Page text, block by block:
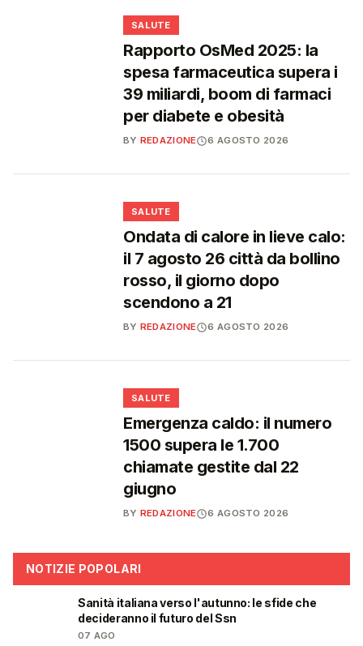
SALUTE
Rapporto OsMed 2025: la
spesa farmaceutica supera i
39 miliardi, boom di farmaci
per diabete e obesità
BY REDAZIONE 6 AGOSTO 2026
SALUTE
Ondata di calore in lieve calo:
il 7 agosto 26 città da bollino
rosso, il giorno dopo
scendono a 21
BY REDAZIONE 6 AGOSTO 2026
SALUTE
Emergenza caldo: il numero
1500 supera le 1.700
chiamate gestite dal 22
giugno
BY REDAZIONE 6 AGOSTO 2026
NOTIZIE POPOLARI
Sanità italiana verso l'autunno: le sfide che
decideranno il futuro del Ssn
07 AGO